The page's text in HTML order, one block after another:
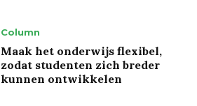
Column
Maak het onderwijs flexibel,
zodat studenten zich breder
kunnen ontwikkelen